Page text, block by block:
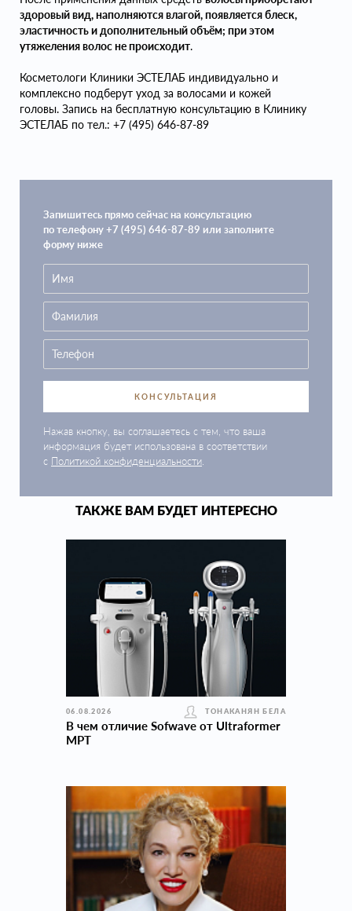
здоровый вид, наполняются влагой, появляется блеск,
эластичность и дополнительный объём; при этом
утяжеления волос не происходит.
Косметологи Клиники ЭСТЕЛАБ индивидуально и
комплексно подберут уход за волосами и кожей
головы. Запись на бесплатную консультацию в Клинику
ЭСТЕЛАБ по тел.: +7 (495) 646-87-89
Запишитесь прямо сейчас на консультацию
по телефону +7 (495) 646-87-89 или заполните
форму ниже
КОНСУЛЬТАЦИЯ
Нажав кнопку, вы соглашаетесь с тем, что ваша
информация будет использована в соответствии
с Политикой конфиденциальности
ТАКЖЕ ВАМ БУДЕТ ИНТЕРЕСНО
06.08.2026 ТОНАКАНЯН БЕЛА
В чем отличие Sofwave от Ultraformer
MPT